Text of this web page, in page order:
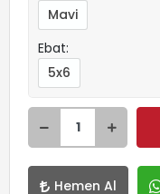
Mavi
Ebat:
5x6
Hemen Al